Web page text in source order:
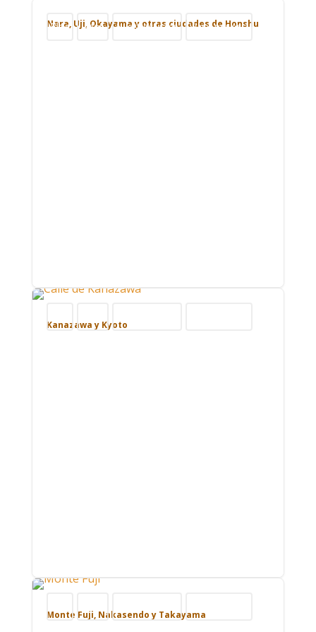
Blog Japón Nuestros viajes Viajar por Asia
Nara, Uji, Okayama y otras ciudades de Honshu
Kanazawa y Kyoto
Monte Fuji, Nakasendo y Takayama